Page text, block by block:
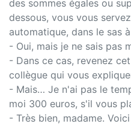
des sommes égales ou
dessous, vous vous
automatique, dans le sas
- Oui, mais je ne sais pas
- Dans ce cas, revenez
collègue qui vous
- Mais… Je n'ai pas le
moi 300 euros, s'il vous
- Très bien, madame.